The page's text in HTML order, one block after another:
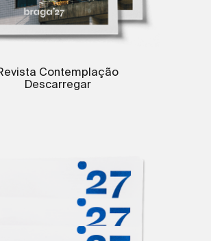
Contemplação
Descarregar